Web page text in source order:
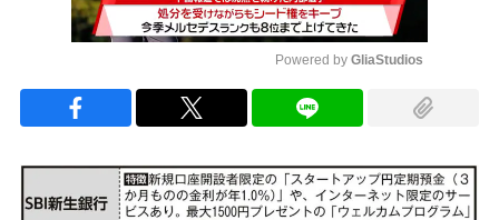
Powered by GliaStudios